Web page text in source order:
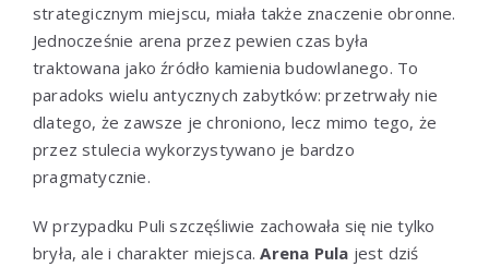
strategicznym miejscu, miała także znaczenie obronne.
Jednocześnie arena przez pewien czas była
traktowana jako źródło kamienia budowlanego. To
paradoks wielu antycznych zabytków: przetrwały nie
dlatego, że zawsze je chroniono, lecz mimo tego, że
przez stulecia wykorzystywano je bardzo
pragmatycznie.
W przypadku Puli szczęśliwie zachowała się nie tylko
bryła, ale i charakter miejsca.Arena Pula jest dziś